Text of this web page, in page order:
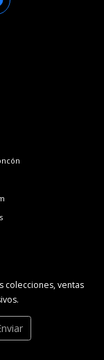
colecciones, ventas